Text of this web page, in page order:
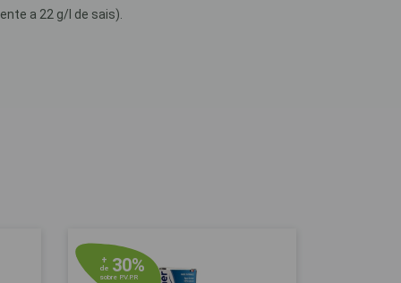
a 22 g/l de sais).
+
de 30%
sobre P.V.P.R